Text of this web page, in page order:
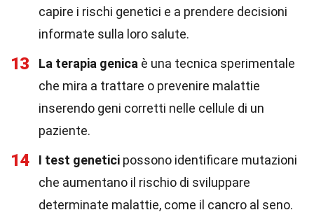
capire i rischi genetici e a prendere decisioni
informate sulla loro salute.
13 La terapia genica è una tecnica sperimentale
che mira a trattare o prevenire malattie
inserendo geni corretti nelle cellule di un
paziente.
14 I test genetici possono identificare mutazioni
che aumentano il rischio di sviluppare
determinate malattie, come il cancro al seno.